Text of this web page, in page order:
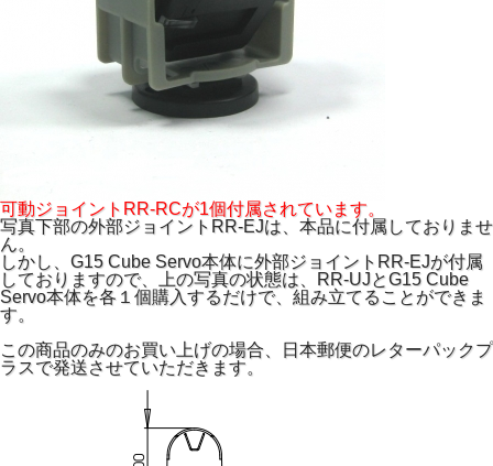
可動ジョイントRR-RCが1個付属されています。
写真下部の外部ジョイントRR-EJは、本品に付属しておりませ
ん。
しかし、G15 Cube Servo本体に外部ジョイントRR-EJが付属
しておりますので、上の写真の状態は、RR-UJとG15 Cube
Servo本体を各１個購入するだけで、組み立てることができま
す。
この商品のみのお買い上げの場合、日本郵便のレターパックプ
ラスで発送させていただきます。